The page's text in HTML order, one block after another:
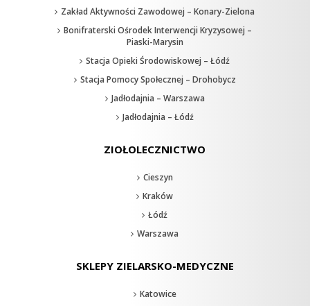
Zakład Aktywności Zawodowej – Konary-Zielona
Bonifraterski Ośrodek Interwencji Kryzysowej –
Piaski-Marysin
Stacja Opieki Środowiskowej – Łódź
Stacja Pomocy Społecznej – Drohobycz
Jadłodajnia – Warszawa
Jadłodajnia – Łódź
ZIOŁOLECZNICTWO
Cieszyn
Kraków
Łódź
Warszawa
SKLEPY ZIELARSKO-MEDYCZNE
Katowice